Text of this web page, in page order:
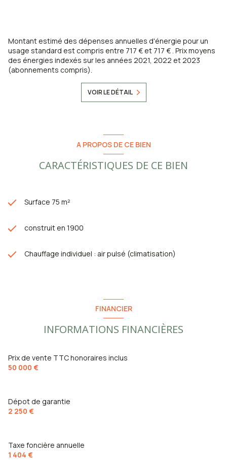
Montant estimé des dépenses annuelles d'énergie pour un
usage standard est compris entre 717 € et 717 € . Prix moyens
des énergies indexés sur les années 2021, 2022 et 2023
(abonnements compris).
VOIR LE DÉTAIL
A PROPOS DE CE BIEN
CARACTÉRISTIQUES DE CE BIEN
Surface 75 m²
construit en 1900
Chauffage individuel : air pulsé (climatisation)
FINANCIER
INFORMATIONS FINANCIÈRES
Prix de vente TTC honoraires inclus
50 000 €
Dépot de garantie
2 250 €
Taxe foncière annuelle
1 404 €